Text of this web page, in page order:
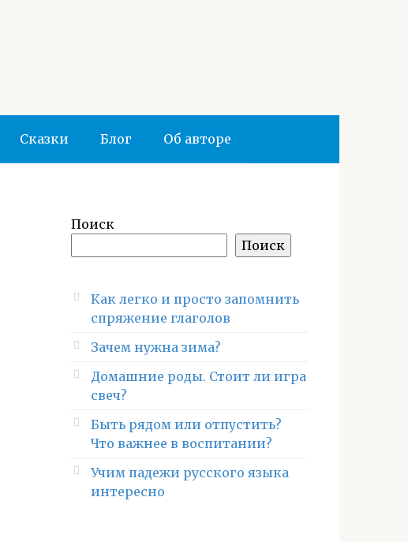
Сказки Блог Об авторе
Поиск
Поиск
Как легко и просто запомнить
спряжение глаголов
Зачем нужна зима?
Домашние роды. Стоит ли игра
свеч?
Быть рядом или отпустить?
Что важнее в воспитании?
Учим падежи русского языка
интересно